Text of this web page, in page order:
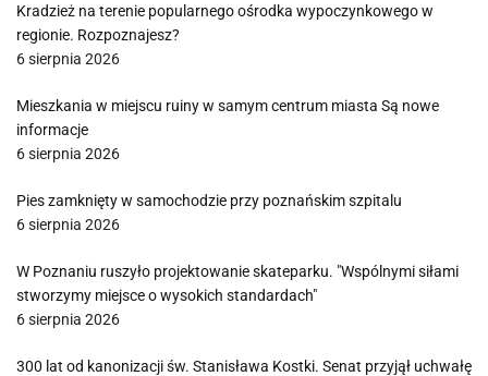
Kradzież na terenie popularnego ośrodka wypoczynkowego w
regionie. Rozpoznajesz?
6 sierpnia 2026
Mieszkania w miejscu ruiny w samym centrum miasta Są nowe
informacje
6 sierpnia 2026
Pies zamknięty w samochodzie przy poznańskim szpitalu
6 sierpnia 2026
W Poznaniu ruszyło projektowanie skateparku. "Wspólnymi siłami
stworzymy miejsce o wysokich standardach"
6 sierpnia 2026
300 lat od kanonizacji św. Stanisława Kostki. Senat przyjął uchwałę